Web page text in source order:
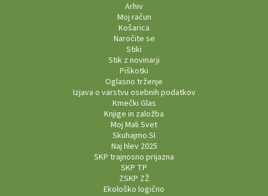
Arhiv
Moj račun
Košarica
Naročite se
Stiki
Stik z novinarji
Piškotki
Oglasno trženje
Izjava o varstvu osebnih podatkov
Kmečki Glas
Knjige in založba
Moj Mali Svet
Skuhajmo.SI
Naj hlev 2025
SKP trajnosno prijazna
SKP TP
ZSKP ZŽ
Ekološko logično